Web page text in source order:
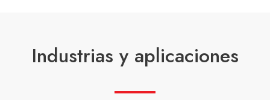
Industrias y aplicaciones